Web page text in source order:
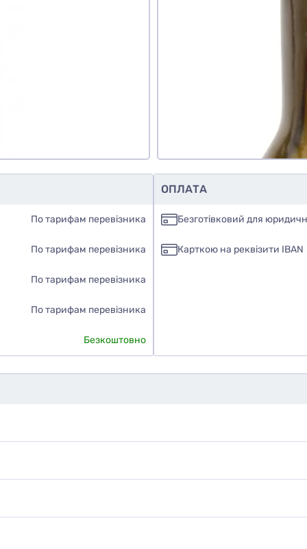
По тарифам перевізника
По тарифам перевізника
По тарифам перевізника
По тарифам перевізника
Безкоштовно
ОПЛАТА
Безготівковий для
Карткою на реквізити IBAN